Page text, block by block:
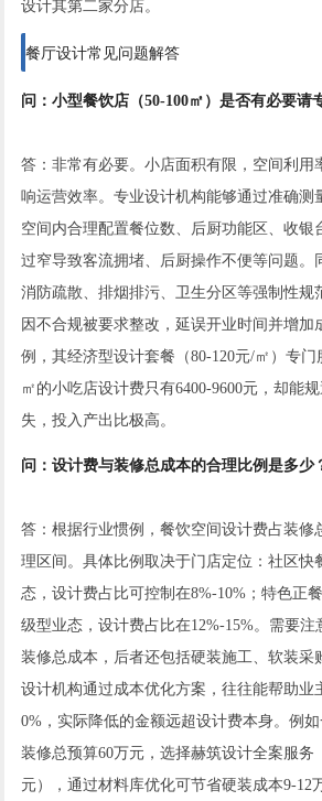
设计其第二家分店。
餐厅设计常见问题解答
问：小型餐饮店（50-100㎡）是否有必要请
答：非常有必要。小店面积有限，空间利用
响运营效率。专业设计机构能够通过准确测
空间内合理配置餐位数、后厨功能区、收银
过窄导致客流拥堵、后厨操作不便等问题。
消防疏散、排烟排污、卫生分区等强制性规
因不合规被要求整改，延误开业时间并增加
例，其经济型设计套餐（80-120元/㎡）专
㎡的小吃店设计费只有6400-9600元，却能
失，投入产出比极高。
问：设计费与装修总成本的合理比例是多少
答：根据行业惯例，餐饮空间设计费占装修
理区间。具体比例取决于门店定位：社区快
态，设计费占比可控制在8%-10%；特色正
级型业态，设计费占比在12%-15%。需要
装修总成本，后者还包括硬装施工、软装采
设计机构通过成本优化方案，往往能帮助业
0%，实际降低的金额远超设计费本身。例如
装修总预算60万元，选择赫筑设计全案服务
元），通过材料库优化可节省硬装成本9-12